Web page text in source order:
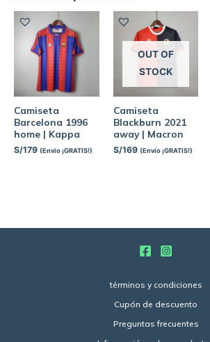
Camiseta
Barcelona 1996
home | Kappa
S/179 (Envío ¡GRATIS!)
OUT OF
STOCK
Camiseta
Blackburn 2021
away | Macron
S/169 (Envío ¡GRATIS!)
términos y condiciones
Cupón de descuento
Preguntas frecuentes